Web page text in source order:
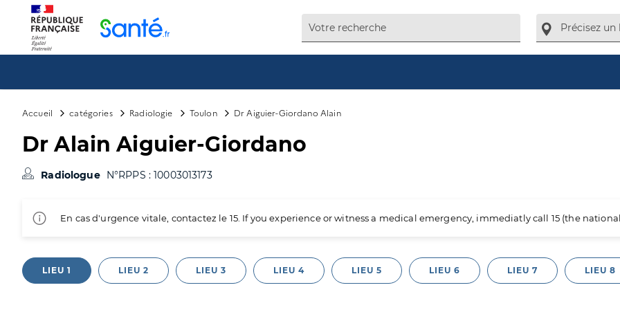
Accueil catégories Radiologie Toulon Dr Aiguier-Giordano Alain
Dr Alain Aiguier-Giordano
Radiologue N°RPPS : 10003013173
En cas d'urgence vitale, contactez le 15. If you experience or witness a medical emergency, immediatly call 15 (the
LIEU 1 LIEU 2 LIEU 3 LIEU 4 LIEU 5 LIEU 6 LIEU 7 LIEU 8
Panneau de gestion des cookies